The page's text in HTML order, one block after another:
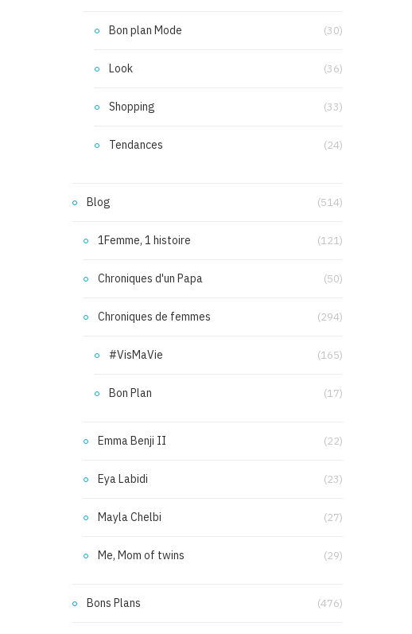
Bon plan Mode (30)
Look (36)
Shopping (33)
Tendances (24)
Blog (514)
1Femme, 1 histoire (121)
Chroniques d'un Papa (50)
Chroniques de femmes (294)
#VisMaVie (165)
Bon Plan (17)
Emma Benji II (22)
Eya Labidi (23)
Mayla Chelbi (27)
Me, Mom of twins (29)
Bons Plans (476)